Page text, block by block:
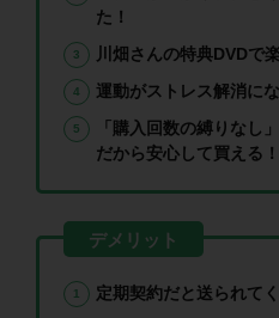
た！
川畑さんの特典DVDで
運動がストレス解消に
「購入回数の縛りなし
だから安心して買える！
定期契約だと送られて